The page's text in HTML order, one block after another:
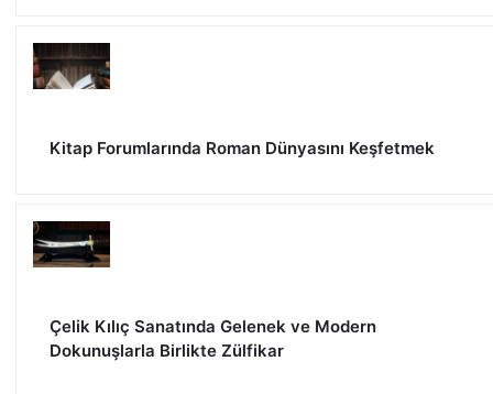
Kitap Forumlarında Roman Dünyasını Keşfetmek
Çelik Kılıç Sanatında Gelenek ve Modern
Dokunuşlarla Birlikte Zülfikar